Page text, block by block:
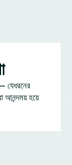
যেধরনের
আনন্দময় হয়ে